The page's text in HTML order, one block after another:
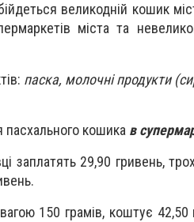
великодній кошик
міста та
паска, молочні продукти
пасхального кошика в
заплатять 29,90 гривень,
вагою 150 грамів, коштує